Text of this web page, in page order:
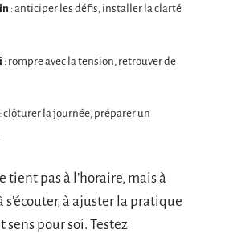
: anticiper les défis, installer la clarté
: rompre avec la tension, retrouver de
clôturer la journée, préparer un
tient pas à l’horaire, mais à
s’écouter, à ajuster la pratique
sens pour soi. Testez